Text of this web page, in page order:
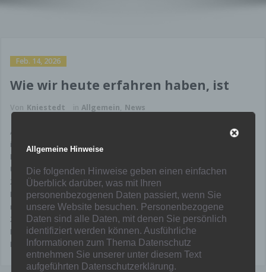
Feb. 14, 2026
Wie wir heute erfahren haben, ist
Von Kniestedt in Allgemein, News
Am 30.01.2026
im Alter von 77 Jahren.
Erich Grüter war seit 1978 Mitglied bei den Hamborner Löwen.
Und war in vielen Ämter z.B. Wirtschaftsrat, Verwaltungsrat und als
2ter Vorsitzender des Vorstands
Er vertrat den Verein und hat diesen durch so manche Krise wieder
nach vorne gebracht
2001 war er Gründungsmitglied der Sportsenatoren
Mit ihm verliert Hamborn 07 einen engagierten Mitstreiter
Die ganze Löwenfamilie drückt der Familie Grüter ihr Mitgefühl aus.
Allgemeine Hinweise
Die folgenden Hinweise geben einen einfachen
Überblick darüber, was mit Ihren
personenbezogenen Daten passiert, wenn Sie
unsere Website besuchen. Personenbezogene
Daten sind alle Daten, mit denen Sie persönlich
identifiziert werden können. Ausführliche
Informationen zum Thema Datenschutz
entnehmen Sie unserer unter diesem Text
aufgeführten Datenschutzerklärung.